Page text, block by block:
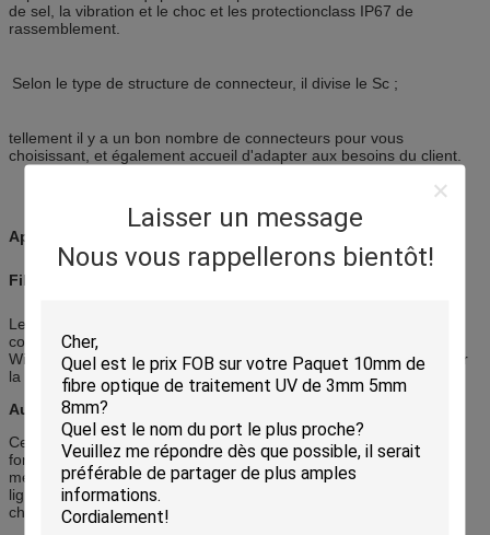
Laisser un message
Nous vous rappellerons bientôt!
de sel, la vibration et le choc et les protectionclass IP67 de
rassemblement.
Selon le type de structure de connecteur, il divise le Sc ;
tellement il y a un bon nombre de connecteurs pour vous
choisissant, et également accueil d'adapter aux besoins du client.
Application :
Fibre-à-le-antenne (FTTA)
Les derniers et de la deuxième génération systèmes de
communication mobile (GSM, UMTS, CMDA2000, TD-SCDMA,
WiMax, LTE, etc.) déploient les conducteurs fibreoptiques pour lier
la station de base avec l'unité à distance au mât d'antenne.
Automation et câblage industriel
Cette conception fournit la fiabilité la plus élevée et la sécurité de
fonctionnement. La conception robuste fournit la robustesse
mécanique et thermique la plus élevée en cas dont maintient les
lignes de données vivantes même
choc, vibration la plus forte, ou abus accidentel.